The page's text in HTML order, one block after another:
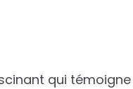
qui témoigne